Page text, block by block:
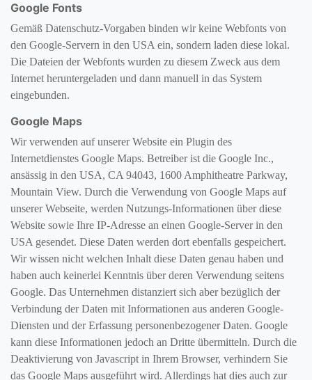
Google Fonts
Gemäß Datenschutz-Vorgaben binden wir keine Webfonts von
den Google-Servern in den USA ein, sondern laden diese lokal.
Die Dateien der Webfonts wurden zu diesem Zweck aus dem
Internet heruntergeladen und dann manuell in das System
eingebunden.
Google Maps
Wir verwenden auf unserer Website ein Plugin des
Internetdienstes Google Maps. Betreiber ist die Google Inc.,
ansässig in den USA, CA 94043, 1600 Amphitheatre Parkway,
Mountain View. Durch die Verwendung von Google Maps auf
unserer Webseite, werden Nutzungs-Informationen über diese
Website sowie Ihre IP-Adresse an einen Google-Server in den
USA gesendet. Diese Daten werden dort ebenfalls gespeichert.
Wir wissen nicht welchen Inhalt diese Daten genau haben und
haben auch keinerlei Kenntnis über deren Verwendung seitens
Google. Das Unternehmen distanziert sich aber bezüglich der
Verbindung der Daten mit Informationen aus anderen Google-
Diensten und der Erfassung personenbezogener Daten. Google
kann diese Informationen jedoch an Dritte übermitteln. Durch die
Deaktivierung von Javascript in Ihrem Browser, verhindern Sie
das Google Maps ausgeführt wird. Allerdings hat dies auch zur